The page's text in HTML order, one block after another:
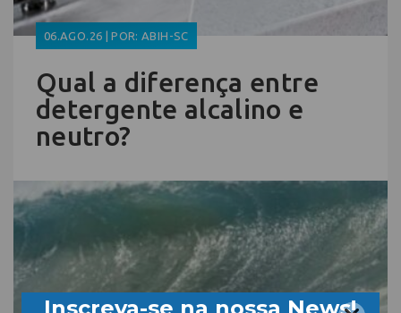
06.AGO.26 | POR: ABIH-SC
Qual a diferença entre
detergente alcalino e
neutro?